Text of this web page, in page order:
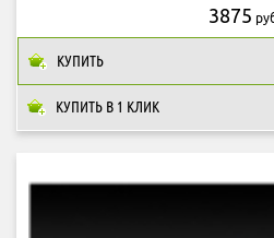
КУПИТЬ В 1 КЛИК
3875
КУПИТЬ